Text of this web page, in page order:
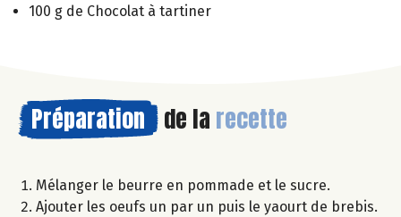
100 g de Chocolat à tartiner
Préparation de la recette
Mélanger le beurre en pommade et le sucre.
Ajouter les oeufs un par un puis le yaourt de brebis.